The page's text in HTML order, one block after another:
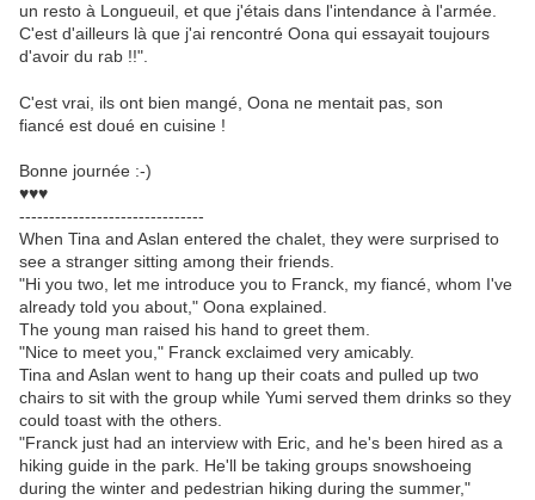
un resto à Longueuil, et que j'étais dans l'intendance à l'armée.
C'est d'ailleurs là que j'ai rencontré Oona qui essayait toujours
d'avoir du rab !!".
C'est vrai, ils ont bien mangé, Oona ne mentait pas, son
fiancé est doué en cuisine !
Bonne journée :-)
♥♥♥
-------------------------------
When Tina and Aslan entered the chalet, they were surprised to
see a stranger sitting among their friends.
"Hi you two, let me introduce you to Franck, my fiancé, whom I've
already told you about," Oona explained.
The young man raised his hand to greet them.
"Nice to meet you," Franck exclaimed very amicably.
Tina and Aslan went to hang up their coats and pulled up two
chairs to sit with the group while Yumi served them drinks so they
could toast with the others.
"Franck just had an interview with Eric, and he's been hired as a
hiking guide in the park. He'll be taking groups snowshoeing
during the winter and pedestrian hiking during the summer,"